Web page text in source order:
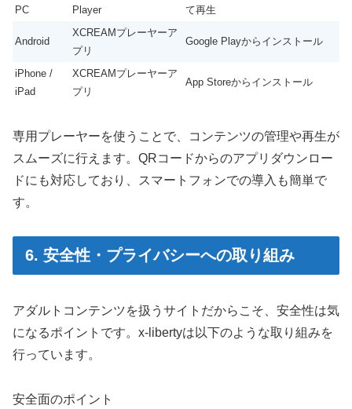
PC
Player
て再生
Android
XCREAMプレーヤーア
プリ
Google Playからインストール
iPhone /
iPad
XCREAMプレーヤーア
プリ
App Storeからインストール
専用プレーヤーを使うことで、コンテンツの管理や再生が
スムーズに行えます。QRコードからのアプリダウンロー
ドにも対応しており、スマートフォンでの導入も簡単で
す。
6. 安全性・プライバシーへの取り組み
アダルトコンテンツを扱うサイトだからこそ、安全性は気
になるポイントです。x-libertyは以下のような取り組みを
行っています。
安全面のポイント